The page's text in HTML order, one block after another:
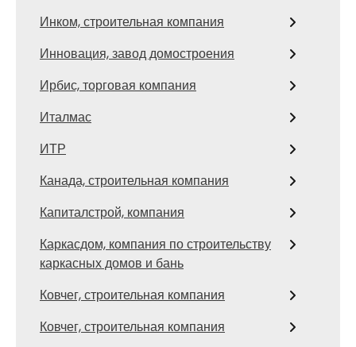
Инком, строительная компания
Инновация, завод домостроения
Ирбис, торговая компания
Италмас
ИТР
Канада, строительная компания
Капиталстрой, компания
Каркасдом, компания по строительству
каркасных домов и бань
Ковчег, строительная компания
Ковчег, строительная компания